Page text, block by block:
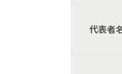
代表者